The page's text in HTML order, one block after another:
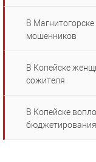
В
мошенников
В Копейске
сожителя
В Копейске
бюджетирования